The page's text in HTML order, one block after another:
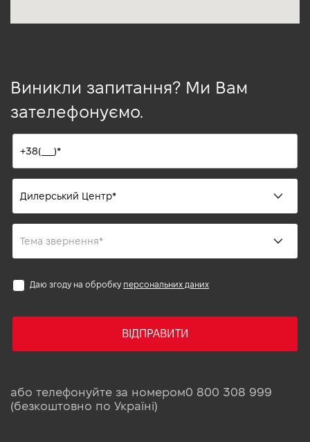
Виникли запитання? Ми Вам
зателефонуємо.
Даю згоду на обробку персональних даних
ВІДПРАВИТИ
або телефонуйте за номером0 800 308 999
(безкоштовно по Україні)